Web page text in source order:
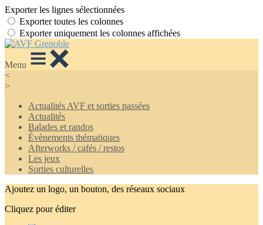
Exporter les lignes sélectionnées
Exporter toutes les colonnes
Exporter uniquement les colonnes affichées
Menu
<
>
Actualités AVF et sorties passées
Actualités
Balades et randos
Évènements thématiques
Afterworks / cafés / restos
Les jeux
Sorties culturelles
Ajoutez un logo, un bouton, des réseaux sociaux
Cliquez pour éditer